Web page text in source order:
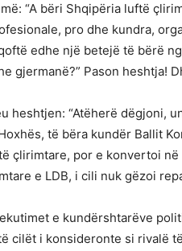
“A bëri Shqipëria luftë
pro dhe kundra,
edhe një betejë të bërë
gjermanë?” Pason heshtja!
heshtjen: “Atëherë dëgjoni,
të bëra kundër Ballit
çlirimtare, por e konvertoi
e LDB, i cili nuk gëzoi
e kundërshtarëve
cilët i konsideronte si rivalë